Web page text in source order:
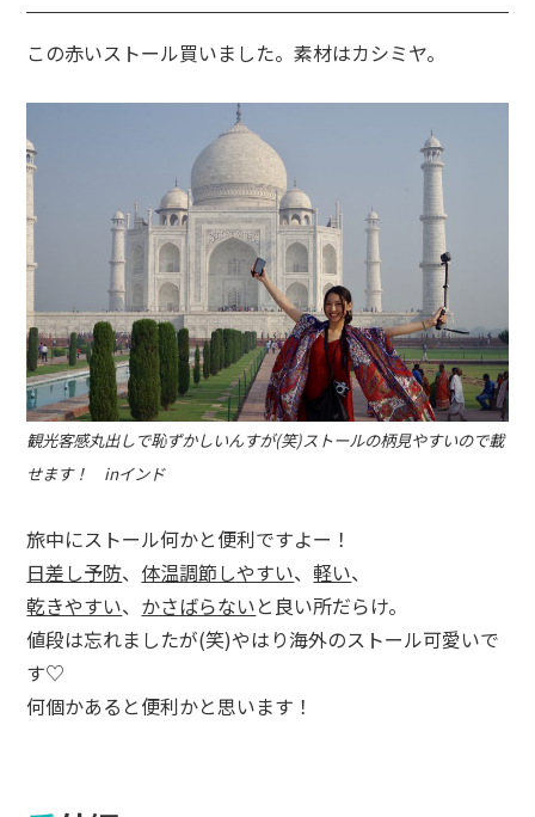
この赤いストール買いました。素材はカシミヤ。
観光客感丸出しで恥ずかしいんすが(笑)ストールの柄見やすいので載
せます！ inインド
旅中にストール何かと便利ですよー！
日差し予防、 体温調節しやすい、 軽い、
乾きやすい、 かさばらないと良い所だらけ。
値段は忘れましたが(笑)やはり海外のストール可愛いで
す♡
何個かあると便利かと思います！